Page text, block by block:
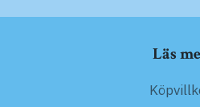
Läs